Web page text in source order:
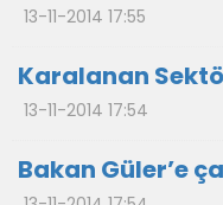
13-11-2014 17:55
Karalanan
13-11-2014 17:54
Bakan Güler’e